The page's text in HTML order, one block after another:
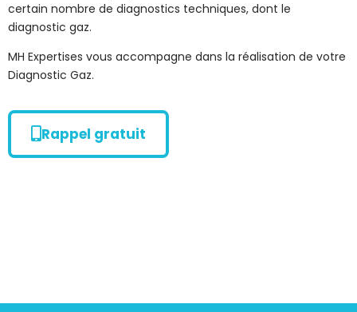
certain nombre de diagnostics techniques, dont le
diagnostic gaz.
MH Expertises vous accompagne dans la réalisation de votre
Diagnostic Gaz.
Rappel gratuit